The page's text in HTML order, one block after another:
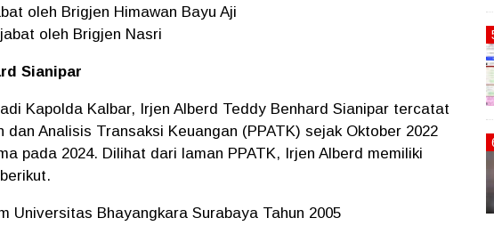
oleh Brigjen Himawan Bayu Aji
oleh Brigjen Nasri
Sianipar
Kapolda Kalbar, Irjen Alberd Teddy Benhard Sianipar tercatat
Analisis Transaksi Keuangan (PPATK) sejak Oktober 2022
pada 2024. Dilihat dari laman PPATK, Irjen Alberd memiliki
Universitas Bhayangkara Surabaya Tahun 2005